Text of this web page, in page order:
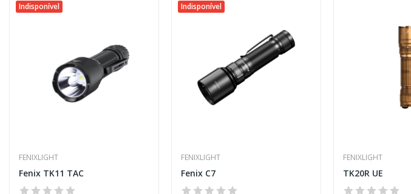
Indisponível
FENIXLIGHT
Fenix TK11 TAC
Indisponível
FENIXLIGHT
Fenix C7
FENIXLIGHT
TK20R UE